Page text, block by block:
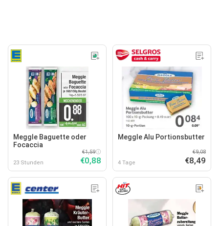
Meggle Baguette oder
Focaccia
23 Stunden
€1,59
€0,88
Meggle Alu Portionsbutter
4 Tage
€9,08
€8,49